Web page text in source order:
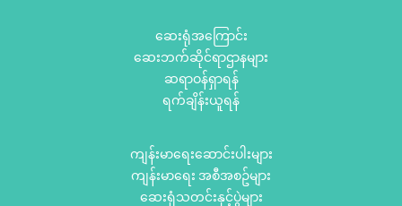
ဆေးရုံအကြောင်း
ဆေးဘက်ဆိုင်ရာဌာနများ
ဆရာဝန်ရှာရန်
ရက်ချိန်းယူရန်
ကျန်းမာရေးဆောင်းပါးများ
ကျန်းမာရေး အစီအစဥ်များ
ဆေးရုံသတင်းနှင့်ပွဲများ